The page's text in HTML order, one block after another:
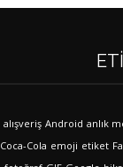
alışveriş Android anlık
Coca-Cola emoji etiket